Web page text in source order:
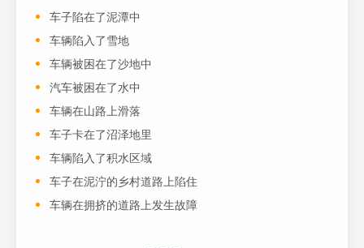
车子陷在了泥潭中
车辆陷入了雪地
车辆被困在了沙地中
汽车被困在了水中
车辆在山路上滑落
车子卡在了沼泽地里
车辆陷入了积水区域
车子在泥泞的乡村道路上陷住
车辆在拥挤的道路上发生故障